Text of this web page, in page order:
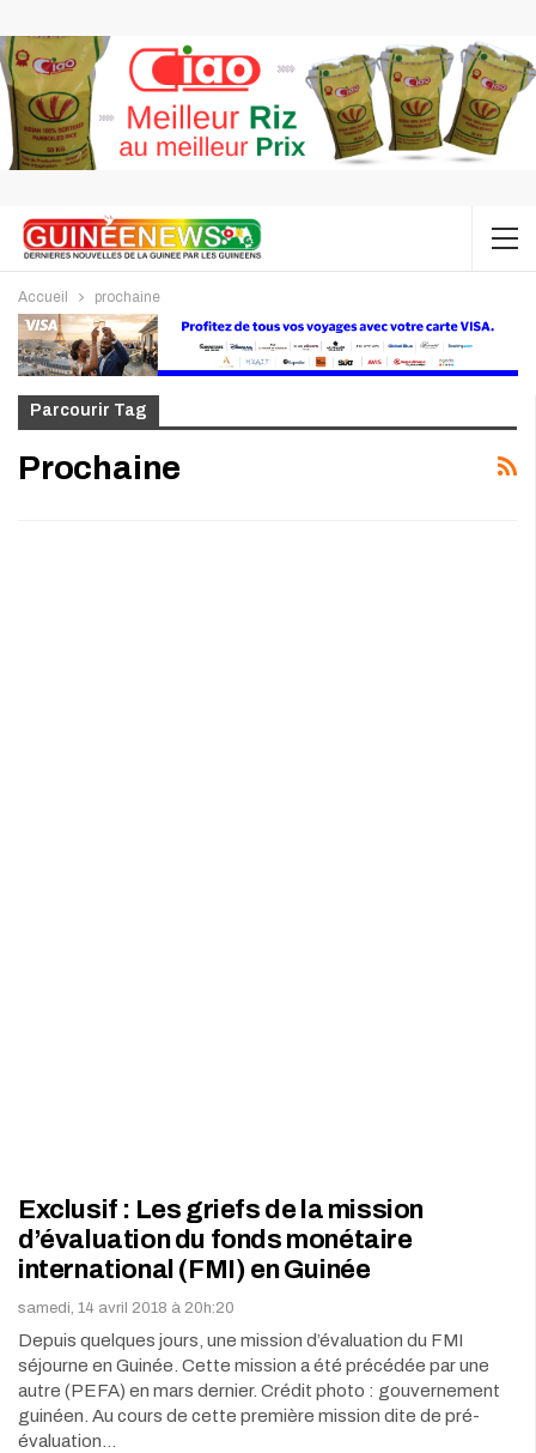
Accueil prochaine
Parcourir Tag
Prochaine
Exclusif : Les griefs de la mission
d’évaluation du fonds monétaire
international (FMI) en Guinée
samedi, 14 avril 2018 à 20h:20
Depuis quelques jours, une mission d’évaluation du FMI
séjourne en Guinée. Cette mission a été précédée par une
autre (PEFA) en mars dernier. Crédit photo : gouvernement
guinéen. Au cours de cette première mission dite de pré-
évaluation…